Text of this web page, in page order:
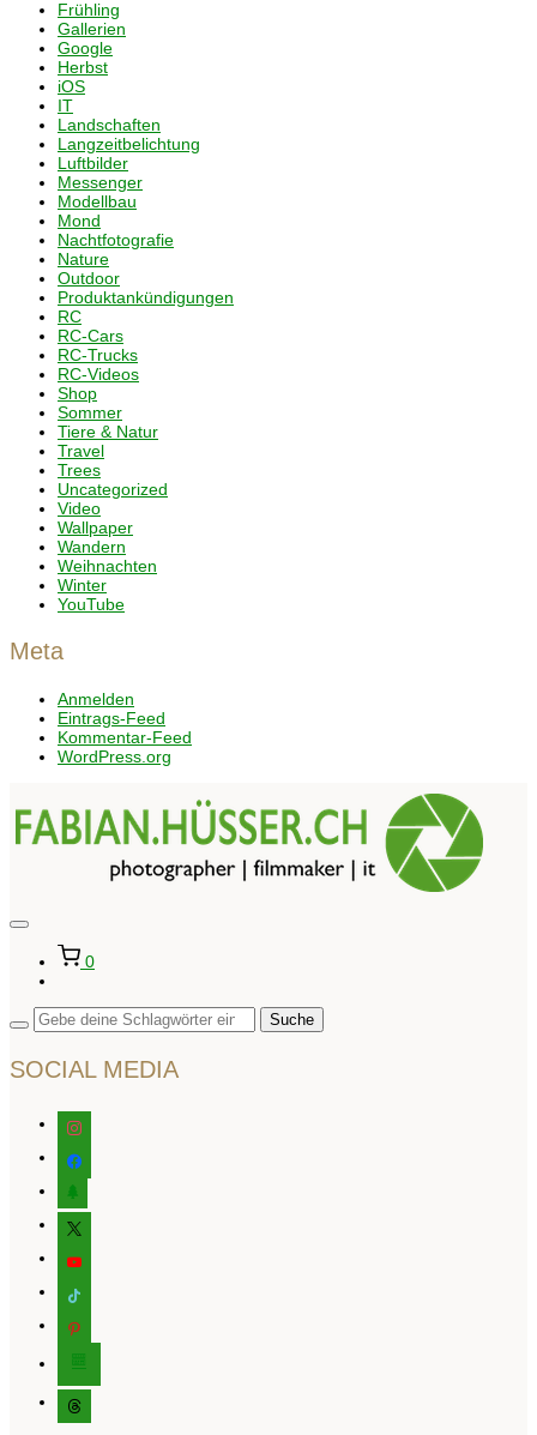
Frühling
Gallerien
Google
Herbst
iOS
IT
Landschaften
Langzeitbelichtung
Luftbilder
Messenger
Modellbau
Mond
Nachtfotografie
Nature
Outdoor
Produktankündigungen
RC
RC-Cars
RC-Trucks
RC-Videos
Shop
Sommer
Tiere & Natur
Travel
Trees
Uncategorized
Video
Wallpaper
Wandern
Weihnachten
Winter
YouTube
Meta
Anmelden
Eintrags-Feed
Kommentar-Feed
WordPress.org
Seitenleiste
Navigation
umschalten
0
SOCIAL MEDIA
instagram
facebook
tree
x
editor-
kitchensink
threads